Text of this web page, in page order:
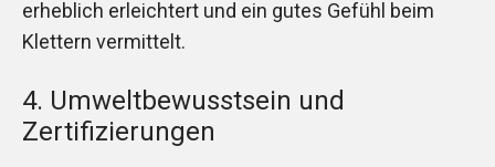
erheblich erleichtert und ein gutes Gefühl beim
Klettern vermittelt.
4. Umweltbewusstsein und
Zertifizierungen